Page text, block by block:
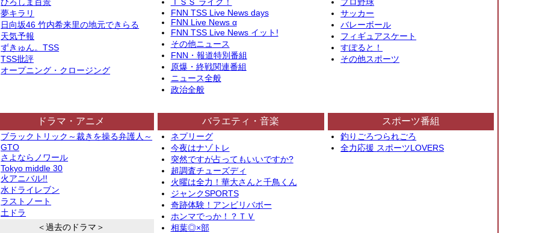
夢キラリ
日向坂46 竹内希来里の地元できらる
天気予報
ずきゅん。TSS
TSS批評
オープニング・クロージング
FNN TSS Live News days
FNN Live News α
FNN TSS Live News イット!
その他ニュース
FNN・報道特別番組
原爆・終戦関連番組
ニュース全般
政治全般
サッカー
バレーボール
フィギュアスケート
すぽると！
その他スポーツ
ドラマ・アニメ
ブラックトリック～裁きを操る弁護人～
GTO
さよならノワール
Tokyo middle 30
火アニバル!!
水ドライレブン
ラストノート
土ドラ
＜過去のドラマ＞
バラエティ・音楽
ネプリーグ
今夜はナゾトレ
突然ですが占ってもいいですか?
超調査チューズディ
火曜は全力！華大さんと千鳥くん
ジャンクSPORTS
奇跡体験！アンビリバボー
ホンマでっか！？ＴＶ
相葉◎×部
スポーツ番組
釣りごろつられごろ
全力応援 スポーツLOVERS